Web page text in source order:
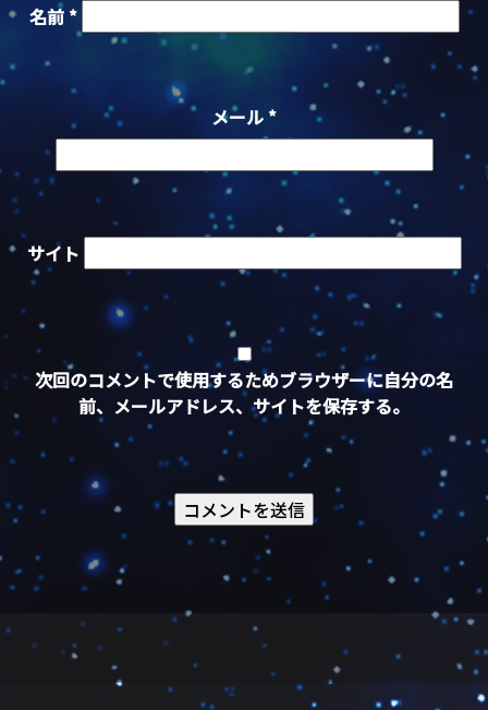
名前 *
メール *
サイト
次回のコメントで使用するためブラウザーに自分の名
前、メールアドレス、サイトを保存する。